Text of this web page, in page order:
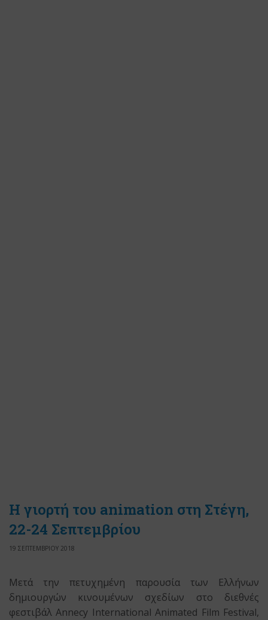
Η γιορτή του animation στη Στέγη,
22-24 Σεπτεμβρίου
19 ΣΕΠΤΕΜΒΡΙΟΥ 2018
Μετά την πετυχημένη παρουσία των Ελλήνων
δημιουργών κινουμένων σχεδίων στο διεθνές
φεστιβάλ Annecy International Animated Film Festival,